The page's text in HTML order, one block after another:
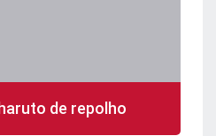
de repolho